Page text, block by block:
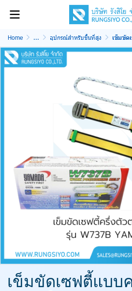
Home ... อุปกรณ์สำหรับขึ้นที่สูง เข็มขัดเซฟ
เข็มขัดเซฟตี้แบบ